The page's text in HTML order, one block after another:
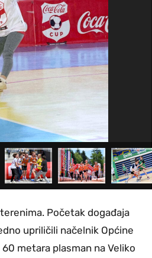
Početak događaja
upriličili načelnik Općine
metara plasman na Veliko